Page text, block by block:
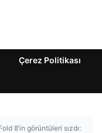
Çerez Politikası
8’in görüntüleri sızdı: